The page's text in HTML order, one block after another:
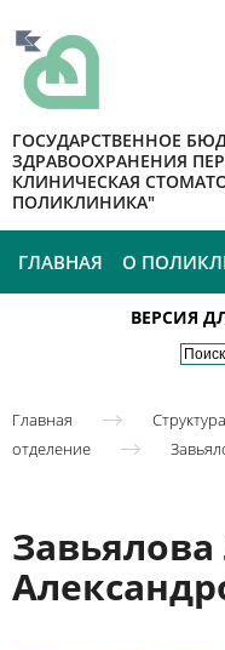
ГОСУДАРСТВЕННОЕ
ЗДРАВООХРАНЕНИЯ
КЛИНИЧЕСКАЯ
ПОЛИКЛИНИКА"
ГЛАВНАЯ О
ВЕРСИЯ
Главная Структура
отделение